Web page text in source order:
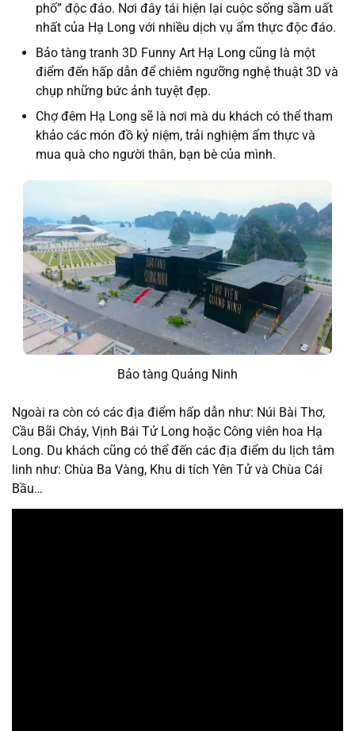
phố” độc đáo. Nơi đây tái hiện lại cuộc sống sầm uất
nhất của Hạ Long với nhiều dịch vụ ẩm thực độc đáo.
Bảo tàng tranh 3D Funny Art Hạ Long cũng là một
điểm đến hấp dẫn để chiêm ngưỡng nghệ thuật 3D và
chụp những bức ảnh tuyệt đẹp.
Chợ đêm Hạ Long sẽ là nơi mà du khách có thể tham
khảo các món đồ kỷ niệm, trải nghiệm ẩm thực và
mua quà cho người thân, bạn bè của mình.
Bảo tàng Quảng Ninh
Ngoài ra còn có các địa điểm hấp dẫn như: Núi Bài Thơ,
Cầu Bãi Cháy, Vịnh Bái Tử Long hoặc Công viên hoa Hạ
Long. Du khách cũng có thể đến các địa điểm du lịch tâm
linh như: Chùa Ba Vàng, Khu di tích Yên Tử và Chùa Cái
Bầu…